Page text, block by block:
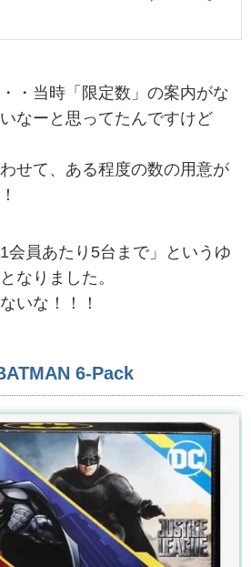
・当時「限定数」の案内がな
なーと思ってたんですけど
せて、ある程度の数の用意が
会員あたり5台まで」というゆ
なりました。
いな！！！
6-Pack